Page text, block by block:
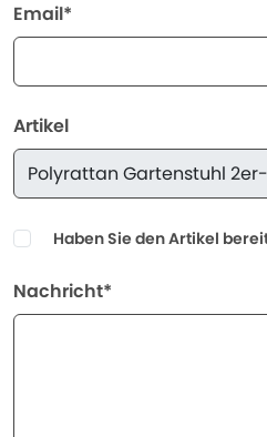
Email*
Artikel
Haben Sie den Artikel
Nachricht*